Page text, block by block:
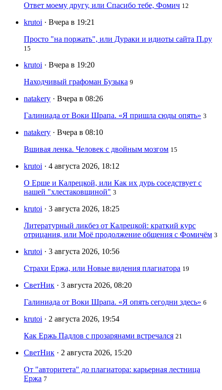
Ответ моему другу, или Спасибо тебе, Фомич 12
krutoi · Вчера в 19:21
Просто "на поржать", или Дураки и идиоты сайта П.ру
15
krutoi · Вчера в 19:20
Находчивый графоман Бузыка 9
natakery · Вчера в 08:26
Галиниада от Воки Шрапа. «Я пришла сюды опять» 3
natakery · Вчера в 08:10
Вшивая ленка. Человек с двойным мозгом 15
krutoi · 4 августа 2026, 18:12
О Ерше и Калрецкой, или Как их дурь соседствует с
нашей "хлестаковщиной" 3
krutoi · 3 августа 2026, 18:25
Литературный ликбез от Калрецкой: краткий курс
отрицания, или Моё продолжение общения с Фомичём 3
krutoi · 3 августа 2026, 10:56
Страхи Ержа, или Новые видения плагиатора 19
СветНик · 3 августа 2026, 08:20
Галиниада от Воки Шрапа. «Я опять сегодни здесь» 6
krutoi · 2 августа 2026, 19:54
Как Ержь Падлов с прозарянами встречался 21
СветНик · 2 августа 2026, 15:20
От "авторитета" до плагиатора: карьерная лестница
Ержа 7